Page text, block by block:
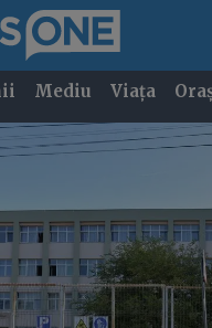
Mediu Viața